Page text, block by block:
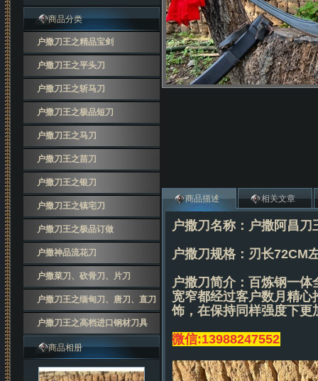
商品分类
户撒刀王之精品宝剑
户撒刀王之平头刀
户撒刀王之斩马刀
户撒刀王之极品短刀
户撒刀王之马刀
户撒刀王之苗刀
户撒刀王之银刀
户撒刀王之镇宅刀
户撒刀王之极品订做
户撒神品流花刀
户撒菜刀、砍骨刀、片刀
户撒刀王之缅甸刀、唐刀、直刀
户撒刀王之高档进口钢材刀具
商品相册
商品描述 相关文章
户撒刀名称： 户撒阿昌刀
户撒刀规格：刃长72CM
户撒刀简介：百炼钢一体
宽窄都经过客户数月精
饰，在保持同样强度下
微信:13988247552